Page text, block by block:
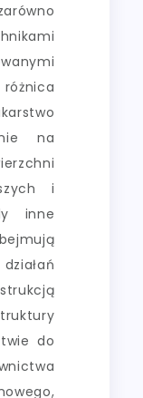
na
i
inne
do